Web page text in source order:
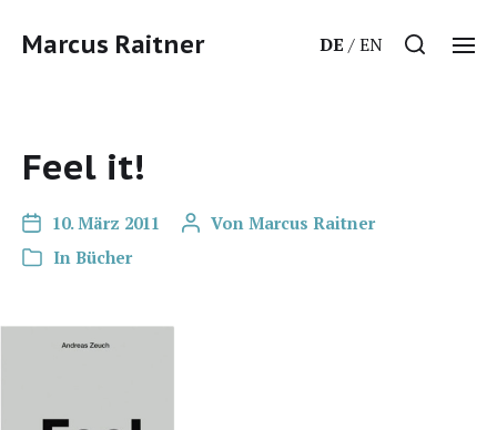
Marcus Raitner DE EN
Feel it!
10. März 2011 Von Marcus Raitner
In Bücher